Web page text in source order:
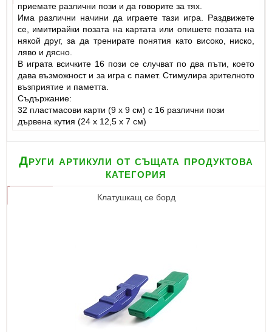
приемате различни пози и да говорите за тях.
Има различни начини да играете тази игра. Раздвижете
се, имитирайки позата на картата или опишете позата на
някой друг, за да тренирате понятия като високо, ниско,
ляво и дясно.
В играта всичките 16 пози се случват по два пъти, което
дава възможност и за игра с памет. Стимулира зрителното
възприятие и паметта.
Съдържание:
32 пластмасови карти (9 х 9 см) с 16 различни пози
дървена кутия (24 х 12,5 х 7 см)
Други артикули от същата продуктова
категория
Клатушкащ се борд